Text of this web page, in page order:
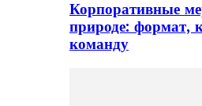
Корпоративные
природе: формат,
команду